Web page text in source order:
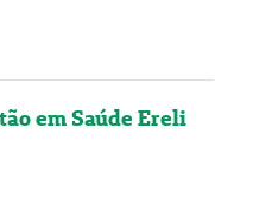
em Saúde Ereli